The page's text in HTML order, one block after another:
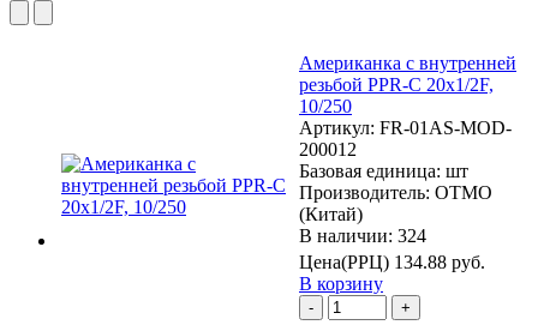
Американка с внутренней
резьбой PPR-C 20х1/2F,
10/250
Артикул: FR-01AS-MOD-
200012
Базовая единица: шт
Производитель: OTMO
(Китай)
В наличии: 324
Цена(РРЦ) 134.88 руб.
В корзину
- +